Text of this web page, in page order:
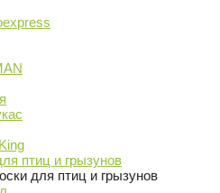
птиц и грызунов
для птиц и грызунов